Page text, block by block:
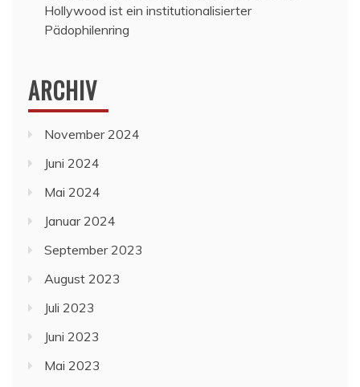
Hollywood ist ein institutionalisierter
Pädophilenring
ARCHIV
November 2024
Juni 2024
Mai 2024
Januar 2024
September 2023
August 2023
Juli 2023
Juni 2023
Mai 2023